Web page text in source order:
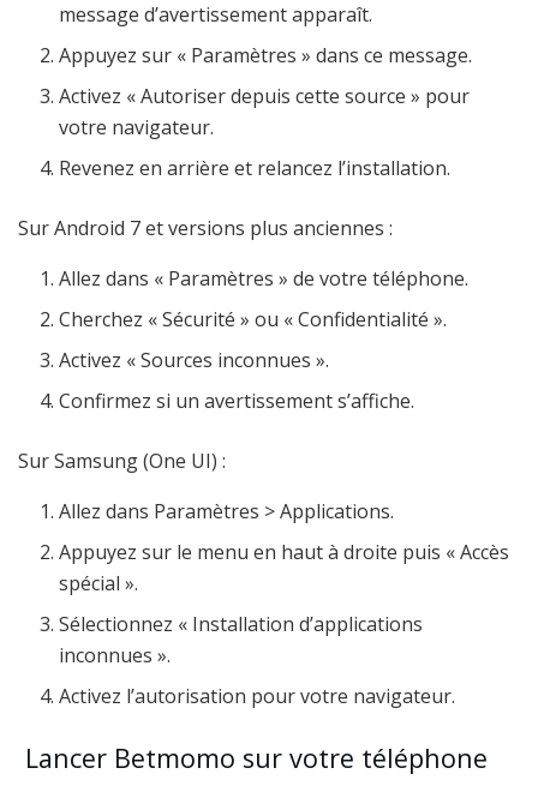
message d’avertissement apparaît.
Appuyez sur « Paramètres » dans ce message.
Activez « Autoriser depuis cette source » pour
votre navigateur.
Revenez en arrière et relancez l’installation.
Sur Android 7 et versions plus anciennes :
Allez dans « Paramètres » de votre téléphone.
Cherchez « Sécurité » ou « Confidentialité ».
Activez « Sources inconnues ».
Confirmez si un avertissement s’affiche.
Sur Samsung (One UI) :
Allez dans Paramètres > Applications.
Appuyez sur le menu en haut à droite puis « Accès
spécial ».
Sélectionnez « Installation d’applications
inconnues ».
Activez l’autorisation pour votre navigateur.
Lancer Betmomo sur votre téléphone